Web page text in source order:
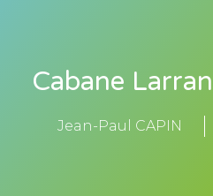
Cabane
Jean-Paul CAPIN